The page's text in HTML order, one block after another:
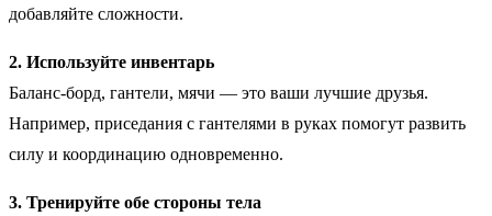
добавляйте сложности.
2. Используйте инвентарь
Баланс-борд, гантели, мячи — это ваши лучшие друзья.
Например, приседания с гантелями в руках помогут развить
силу и координацию одновременно.
3. Тренируйте обе стороны тела